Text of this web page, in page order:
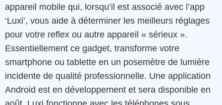
appareil mobile qui, lorsqu’il est associé avec l’app
‘Luxi’, vous aide à déterminer les meilleurs réglages
pour votre reflex ou autre appareil « sérieux ».
Essentiellement ce gadget, transforme votre
smartphone ou tablette en un posemètre de lumière
incidente de qualité professionnelle. Une application
Android est en développement et sera disponible en